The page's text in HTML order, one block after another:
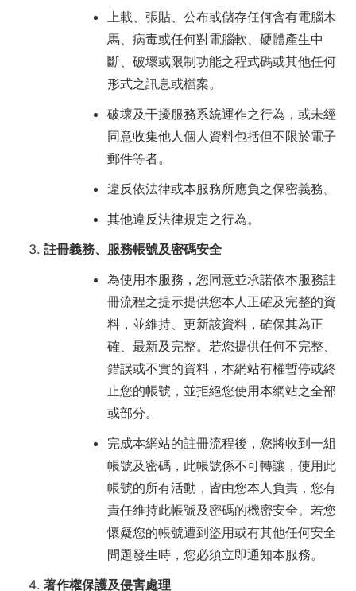
上載、張貼、公布或儲存任何含有電腦木
馬、病毒或任何對電腦軟、硬體產生中
斷、破壞或限制功能之程式碼或其他任何
形式之訊息或檔案。
破壞及干擾服務系統運作之行為，或未經
同意收集他人個人資料包括但不限於電子
郵件等者。
違反依法律或本服務所應負之保密義務。
其他違反法律規定之行為。
註冊義務、服務帳號及密碼安全
為使用本服務，您同意並承諾依本服務註
冊流程之提示提供您本人正確及完整的資
料，並維持、更新該資料，確保其為正
確、最新及完整。若您提供任何不完整、
錯誤或不實的資料，本網站有權暫停或終
止您的帳號，並拒絕您使用本網站之全部
或部分。
完成本網站的註冊流程後，您將收到一組
帳號及密碼，此帳號係不可轉讓，使用此
帳號的所有活動，皆由您本人負責，您有
責任維持此帳號及密碼的機密安全。若您
懷疑您的帳號遭到盜用或有其他任何安全
問題發生時，您必須立即通知本服務。
著作權保護及侵害處理